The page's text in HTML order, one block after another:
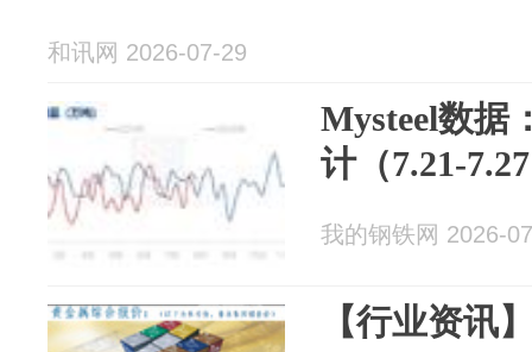
和讯网 2026-07-29
Mysteel数据
计（7.21-
我的钢铁网 2026-
【行业资讯